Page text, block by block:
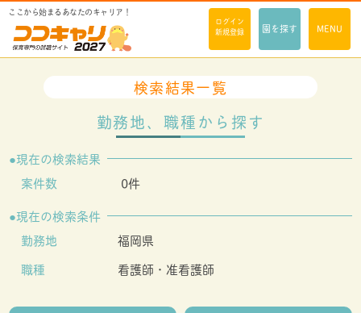
ここから始まるあなたのキャリア！
ログイン
新規登録
園を探す MENU
検索結果一覧
勤務地、職種から探す
現在の検索結果
案件数
0件
現在の検索条件
勤務地
福岡県
職種
看護師・准看護師